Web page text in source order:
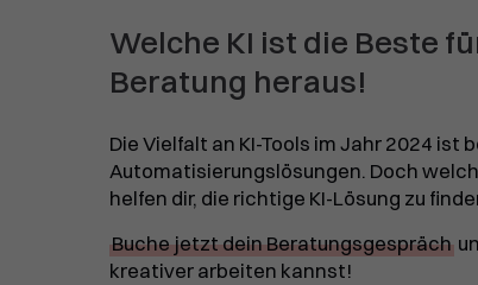
Welche KI ist die Beste
Beratung heraus!
Die Vielfalt an KI-Tools im Jahr 2024 ist
Automatisierungslösungen. Doch
helfen dir, die richtige KI-Lösung zu
Buche jetzt dein Beratungsgespräch
kreativer arbeiten kannst!